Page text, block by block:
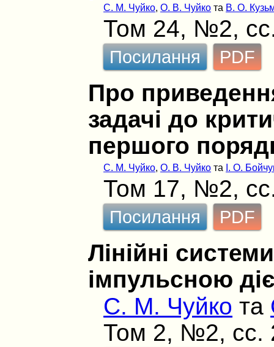
С. М. Чуйко,О. В. Чуйко та В. О.
Том 24, №2,
Посилання PDF
Про
задачі до
першого
С. М. Чуйко,О. В. Чуйко та І. О.
Том 17, №2,
Посилання PDF
Лінійні
імпульсною
С. М. Чуйко та
Том 2, №2, сс.